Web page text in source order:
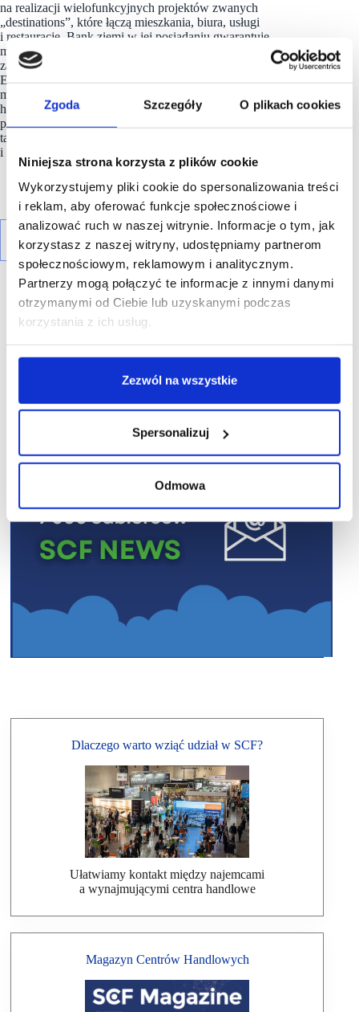
Zgoda Szczegóły O plikach cookies
Niniejsza strona korzysta z plików cookie
Wykorzystujemy pliki cookie do spersonalizowania treści
i reklam, aby oferować funkcje społecznościowe i
analizować ruch w naszej witrynie. Informacje o tym, jak
korzystasz z naszej witryny, udostępniamy partnerom
społecznościowym, reklamowym i analitycznym.
Partnerzy mogą połączyć te informacje z innymi danymi
otrzymanymi od Ciebie lub uzyskanymi podczas
korzystania z ich usług.
Zezwól na wszystkie
Spersonalizuj
Odmowa
na realizacji wielofunkcyjnych projektów zwanych
„destinations”, które łączą mieszkania, biura, usługi
i restauracje. Bank ziemi w jej posiadaniu gwarantuje
możliwość budowania kompleksowych, doskonale
zaprojektowanych i atrakcyjnych fragmentów miast. Co więcej,
Echo Investment, jako jedyny deweloper na rynku
ma doświadczenie w trzech sektorach – mieszkaniowym,
handlowo-usługowym oraz biurowym, które pozwala
planować inwestycje w skali urbanistycznej,
tak by wprowadzały funkcje, których w danej okolicy brakuje
i by poprawiały jej zintegrowanie z miastem.
R E K L A M A
Dlaczego warto wziąć udział w SCF?
Ułatwiamy kontakt między najemcami
a wynajmującymi centra handlowe
Magazyn Centrów Handlowych